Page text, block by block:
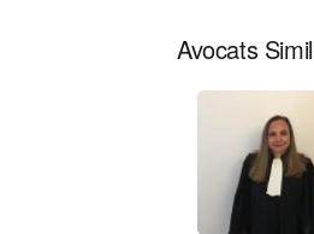
Avocats